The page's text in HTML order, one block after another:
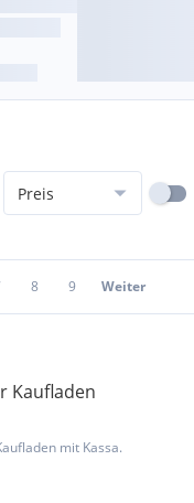
Preis
8 9 Weiter
Kaufladen
mit Kassa.